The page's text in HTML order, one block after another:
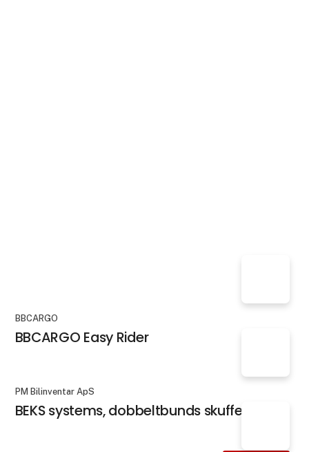
BBCARGO
BBCARGO Easy Rider
PM Bilinventar ApS
BEKS systems, dobbeltbunds skuffer